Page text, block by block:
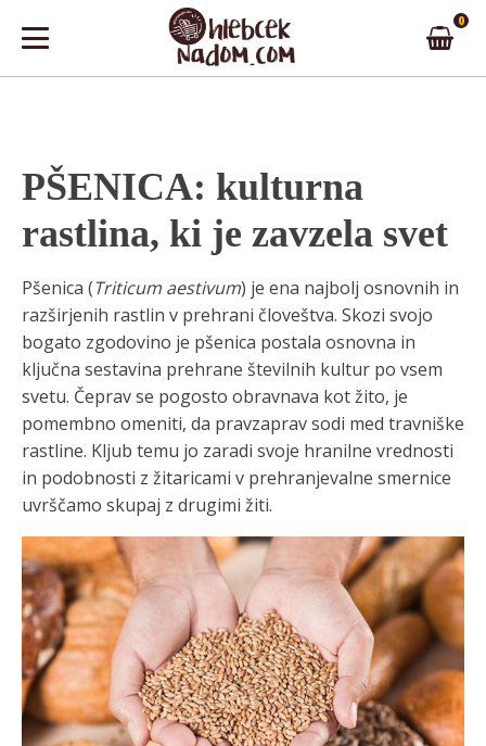
0
PŠENICA: kulturna
rastlina, ki je zavzela svet
Pšenica (Triticum aestivum) je ena najbolj osnovnih in
razširjenih rastlin v prehrani človeštva. Skozi svojo
bogato zgodovino je pšenica postala osnovna in
ključna sestavina prehrane številnih kultur po vsem
svetu. Čeprav se pogosto obravnava kot žito, je
pomembno omeniti, da pravzaprav sodi med travniške
rastline. Kljub temu jo zaradi svoje hranilne vrednosti
in podobnosti z žitaricami v prehranjevalne smernice
uvrščamo skupaj z drugimi žiti.